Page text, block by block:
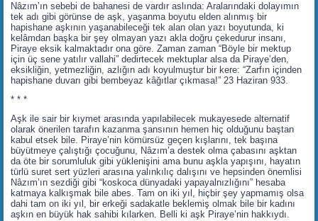
Nâzım’ın sebebi de bahanesi de vardır aslında: Aralarındaki dolayımın
tek adı gibi görünse de aşk, yaşanma boyutu elden alınmış bir
hapishane aşkının yaşanabileceği tek alan olan yazı boyutunda, ki
kelâmdan başka bir şey olmayan yazı akla doğru çekedurur insanı,
Piraye eksik kalmaktadır ona göre. Zaman zaman “Böyle bir mektup
için üç sene yatılır vallahi” dedirtecek mektuplar alsa da Piraye’den,
eksikliğin, yetmezliğin, azlığın adı koyulmuştur bir kere: “Zarfın içinden
hapishane duvarı gibi bembeyaz kâğıtlar çıkmasa!” 23 Haziran 933.
* * *
Aşk ile sair bir kıymet arasında yapılabilecek mukayesede alternatif
olarak önerilen tarafın kazanma şansının hemen hiç olduğunu baştan
kabul etsek bile. Piraye’nin kömürsüz geçen kışlarını, tek başına
büyütmeye çalıştığı çocuğunu, Nâzım’a destek olma çabasını aşktan
da öte bir sorumluluk gibi yüklenişini ama bunu aşkla yapışını, hayatın
türlü suret sert yüzleri arasına yalınkılıç dalışını ve hepsinden önemlisi
Nâzım’ın sezdiği gibi “koskoca dünyadaki yapayalnızlığını” hesaba
katmaya kalkışmak bile abes. Tam on iki yıl, hiçbir şey yapmamış olsa
dahi tam on iki yıl, bir erkeği sadakatle beklemiş olmak bile bir kadını
aşkın en büyük hak sahibi kılarken. Belli ki aşk Piraye’nin hakkıydı.